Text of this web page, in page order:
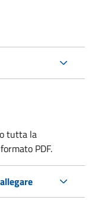
tutta la
PDF.